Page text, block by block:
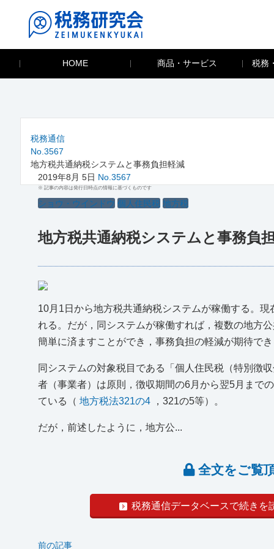
HOME 商品・サービス 税務
税務通信
No.3567
地方税共通納税システムと事務負担軽減
2019年8月 5日 No.3567
※ 記事の内容は発行日時点の情報に基づくものです
ショウ・ウインドウ 個人住民税 地方税
地方税共通納税システムと事務負
10月1日から地方税共通納税システムが稼働する。
れる。だが，同システムが稼働すれば，複数の地方
簡単に済ますことができ，事務負担の軽減が期待で
同システムの対象税目である「個人住民税（特別徴
者（事業者）は原則，徴収期間の6月から翌5月まで
ている（地方税法321の4 ，321の5等）。
だが，前述したように，地方公...
全文をご覧
税務通信データベースで続きを
前の記事